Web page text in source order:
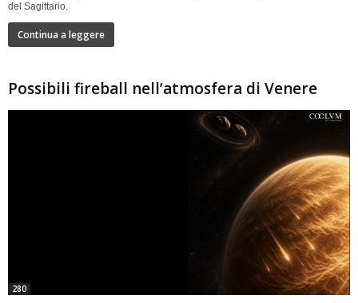
del Sagittario.
Continua a leggere
Possibili fireball nell’atmosfera di Venere
280